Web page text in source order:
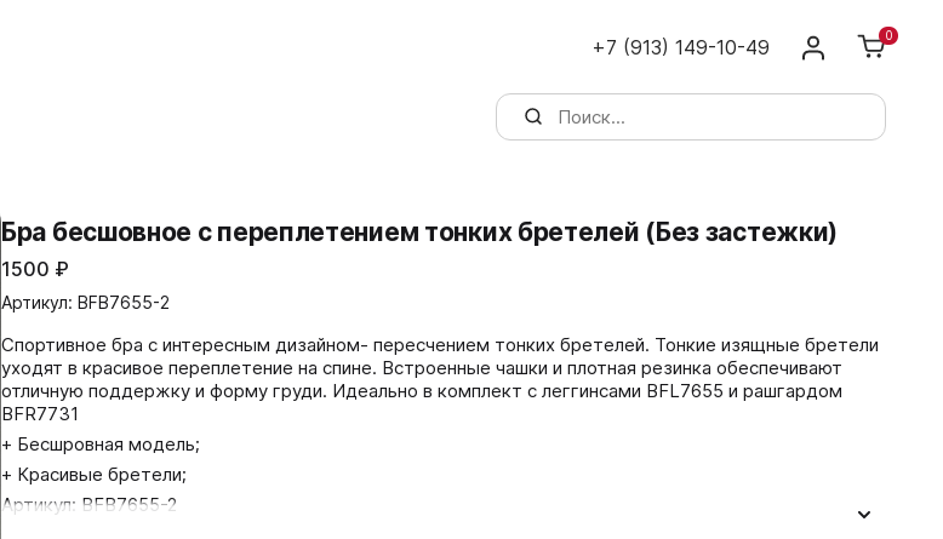
+7 (913) 149-10-49 0
Бра бесшовное с переплетением тонких бретелей (Без застежки)
1500 ₽
Артикул: BFB7655-2
Спортивное бра с интересным дизайном- пересчением тонких бретелей. Тонкие изящные бретели
уходят в красивое переплетение на спине. Встроенные чашки и плотная резинка обеспечивают
отличную поддержку и форму груди. Идеально в комплект с леггинсами BFL7655 и рашгардом
BFR7731
+ Бесшровная модель;
+ Красивые бретели;
Артикул: BFB7655-2